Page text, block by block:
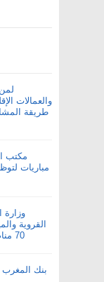
والعمالات
طريقة
مكتب
وزارة
القروية
70 مناصب. آخر أجل 19 غشت 2026